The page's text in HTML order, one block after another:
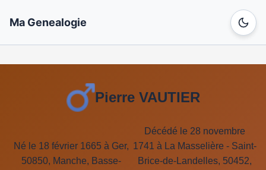
Ma Genealogie
Pierre VAUTIER
Né le 18 février 1665 à Ger,
50850, Manche, Basse-
Décédé le 28 novembre
1741 à La Masselière - Saint-
Brice-de-Landelles, 50452,